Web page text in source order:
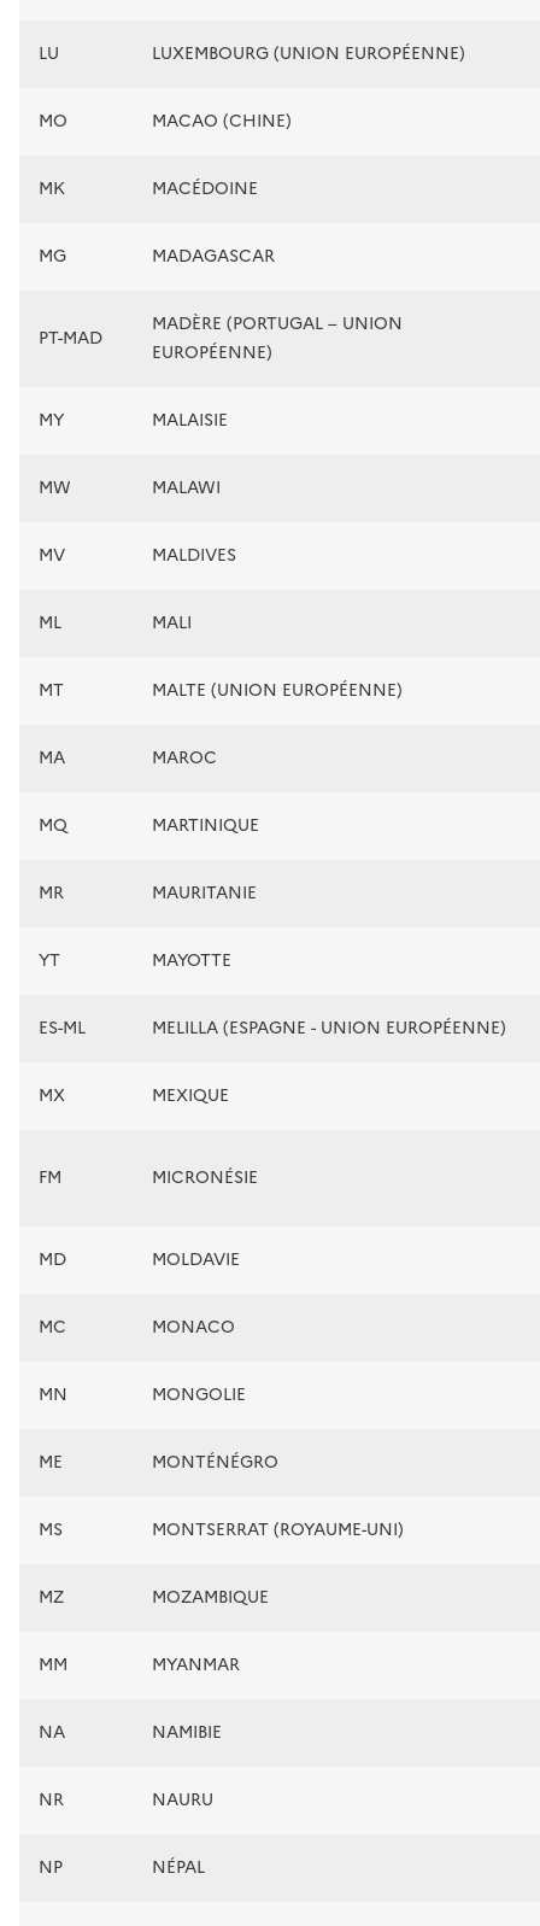
LU LUXEMBOURG (UNION EUROPÉENNE)
MO MACAO (CHINE)
MK MACÉDOINE
MG MADAGASCAR
PT-MAD
MADÈRE (PORTUGAL – UNION
EUROPÉENNE)
MY MALAISIE
MW MALAWI
MV MALDIVES
ML MALI
MT MALTE (UNION EUROPÉENNE)
MA MAROC
MQ MARTINIQUE
MR MAURITANIE
YT MAYOTTE
ES-ML MELILLA (ESPAGNE - UNION EUROPÉENNE)
MX MEXIQUE
FM MICRONÉSIE
MD MOLDAVIE
MC MONACO
MN MONGOLIE
ME MONTÉNÉGRO
MS MONTSERRAT (ROYAUME-UNI)
MZ MOZAMBIQUE
MM MYANMAR
NA NAMIBIE
NR NAURU
NP NÉPAL